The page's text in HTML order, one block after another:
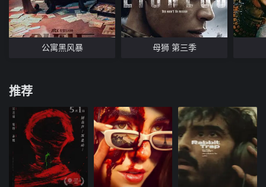
公寓黑风暴 母狮 第三季
推荐